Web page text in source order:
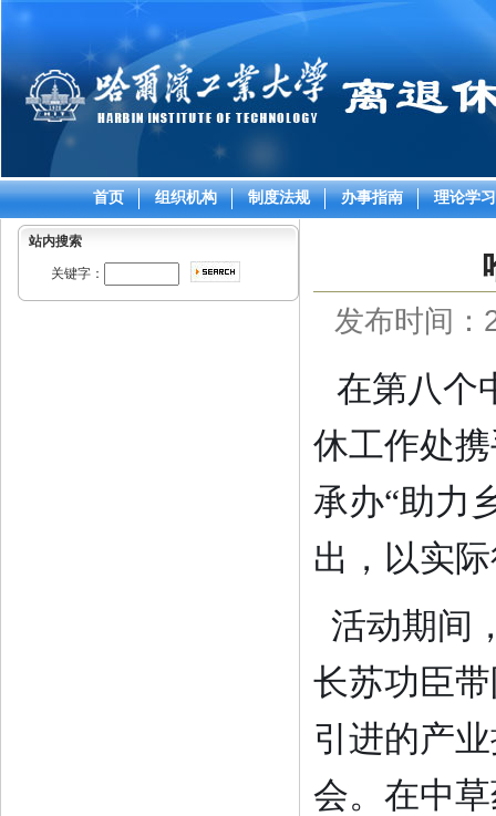
首页 组织机构 制度法规 办事指南 理论学习
站内搜索
关键字：
发布时间：
在第八个
休工作处
承办“助力
出 ，以实
活动期间
长苏功臣
引进的产
会。在中